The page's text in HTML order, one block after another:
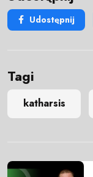
Udostępnij
Tagi
katharsis